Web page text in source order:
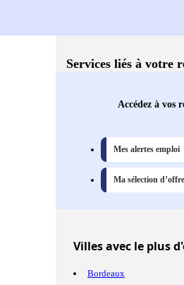
Services liés à votre
Accédez à vos
Mes alertes emploi
Ma sélection
Villesavec le plus
Bordeaux